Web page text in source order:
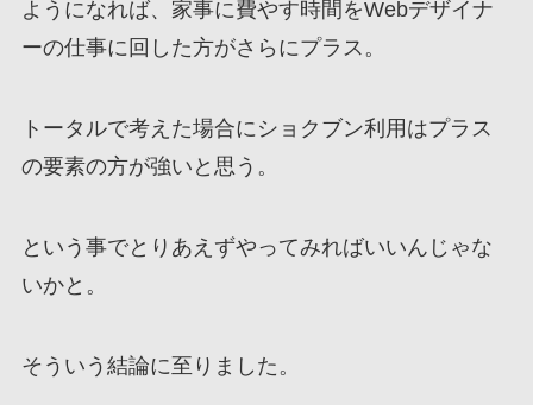
ようになれば、家事に費やす時間をWebデザイナ
ーの仕事に回した方がさらにプラス。
トータルで考えた場合にショクブン利用はプラス
の要素の方が強いと思う。
という事でとりあえずやってみればいいんじゃな
いかと。
そういう結論に至りました。